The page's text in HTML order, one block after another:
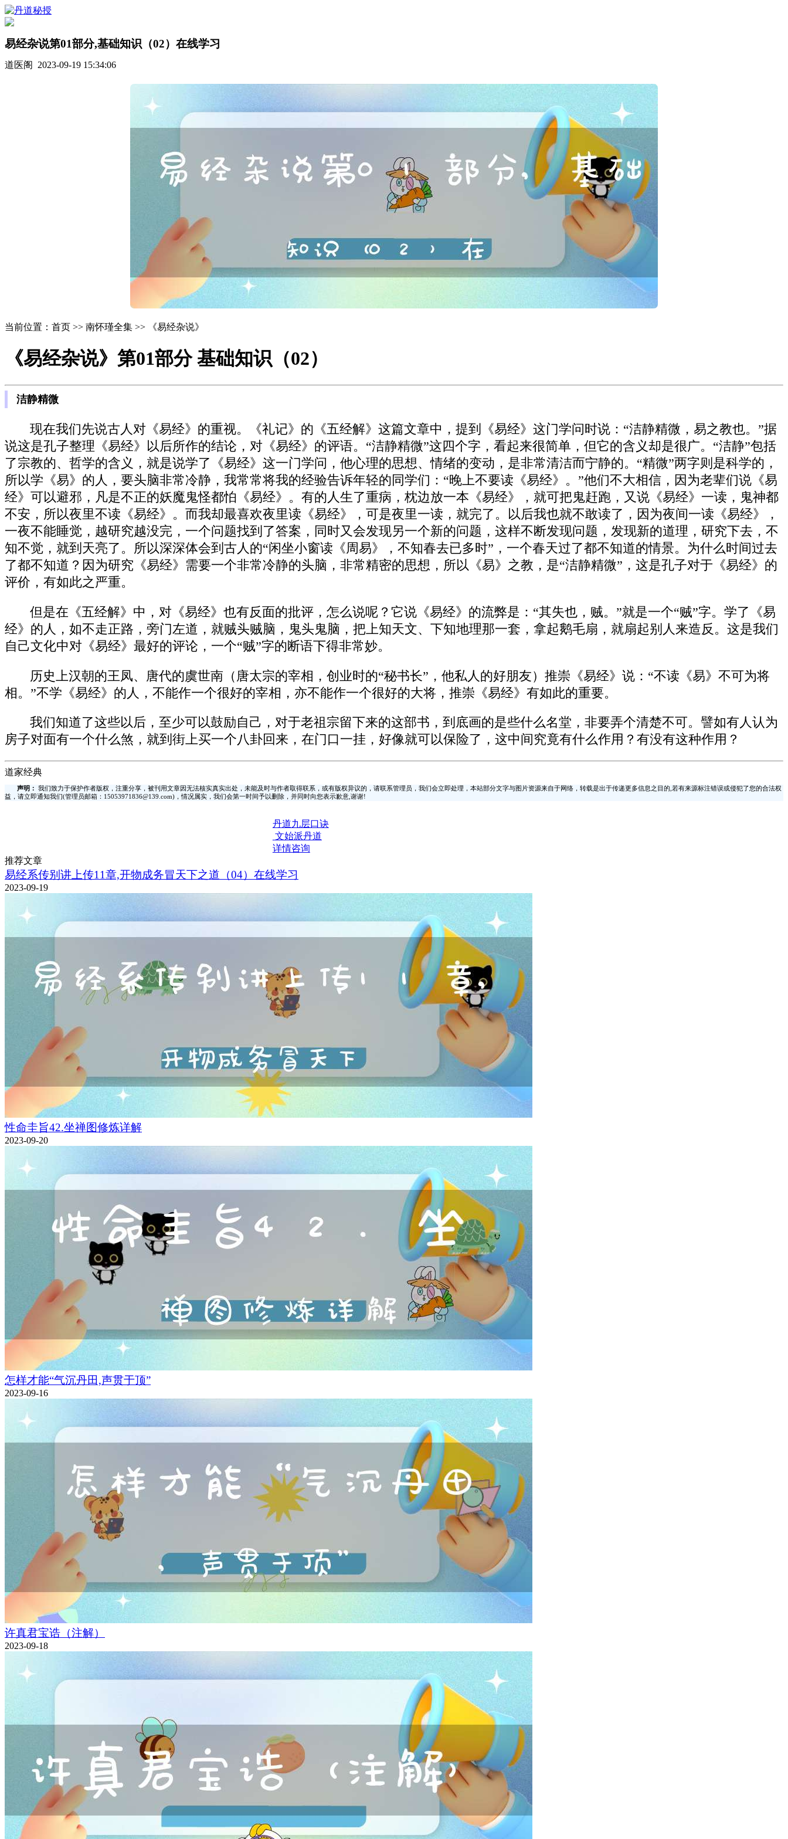
易经杂说第01部分,基础知识（02）在线学习
道医阁 2023-09-19 15:34:06
当前位置：首页 >> 南怀瑾全集 >> 《易经杂说》
《易经杂说》第01部分 基础知识（02）
洁静精微
现在我们先说古人对《易经》的重视。《礼记》的《五经解》这篇文章中，提到《易经》这门学问时说：“洁静精微，易之教也。”据
说这是孔子整理《易经》以后所作的结论，对《易经》的评语。“洁静精微”这四个字，看起来很简单，但它的含义却是很广。“洁静”包括
了宗教的、哲学的含义，就是说学了《易经》这一门学问，他心理的思想、情绪的变动，是非常清洁而宁静的。“精微”两字则是科学的，
所以学《易》的人，要头脑非常冷静，我常常将我的经验告诉年轻的同学们：“晚上不要读《易经》。”他们不大相信，因为老辈们说《易
经》可以避邪，凡是不正的妖魔鬼怪都怕《易经》。有的人生了重病，枕边放一本《易经》，就可把鬼赶跑，又说《易经》一读，鬼神都
不安，所以夜里不读《易经》。而我却最喜欢夜里读《易经》，可是夜里一读，就完了。以后我也就不敢读了，因为夜间一读《易经》，
一夜不能睡觉，越研究越没完，一个问题找到了答案，同时又会发现另一个新的问题，这样不断发现问题，发现新的道理，研究下去，不
知不觉，就到天亮了。所以深深体会到古人的“闲坐小窗读《周易》，不知春去已多时”，一个春天过了都不知道的情景。为什么时间过去
了都不知道？因为研究《易经》需要一个非常冷静的头脑，非常精密的思想，所以《易》之教，是“洁静精微”，这是孔子对于《易经》的
评价，有如此之严重。
但是在《五经解》中，对《易经》也有反面的批评，怎么说呢？它说《易经》的流弊是：“其失也，贼。”就是一个“贼”字。学了《易
经》的人，如不走正路，旁门左道，就贼头贼脑，鬼头鬼脑，把上知天文、下知地理那一套，拿起鹅毛扇，就扇起别人来造反。这是我们
自己文化中对《易经》最好的评论，一个“贼”字的断语下得非常妙。
历史上汉朝的王凤、唐代的虞世南（唐太宗的宰相，创业时的“秘书长”，他私人的好朋友）推崇《易经》说：“不读《易》不可为将
相。”不学《易经》的人，不能作一个很好的宰相，亦不能作一个很好的大将，推崇《易经》有如此的重要。
我们知道了这些以后，至少可以鼓励自己，对于老祖宗留下来的这部书，到底画的是些什么名堂，非要弄个清楚不可。譬如有人认为
房子对面有一个什么煞，就到街上买一个八卦回来，在门口一挂，好像就可以保险了，这中间究竟有什么作用？有没有这种作用？
道家经典
声明：
我们致力于保护作者版权，注重分享，被刊用文章因无法核实真实出处，未能及时与作者取得联系，或有版权异议的，请联系管理员，我们会立即处理，本站部分文字与图片资源来自于网络，转载是出于传递更多信息之目的,若有来源标注错误或侵犯了您的合法权
益，请立即通知我们(管理员邮箱：15053971836@139.com)，情况属实，我们会第一时间予以删除，并同时向您表示歉意,谢谢!
丹道九层口诀
文始派丹道
详情咨询
推荐文章
易经系传别讲上传11章,开物成务冒天下之道（04）在线学习
2023-09-19
性命圭旨42.坐禅图修炼详解
2023-09-20
怎样才能“气沉丹田,声贯于顶”
2023-09-16
许真君宝诰（注解）
2023-09-18